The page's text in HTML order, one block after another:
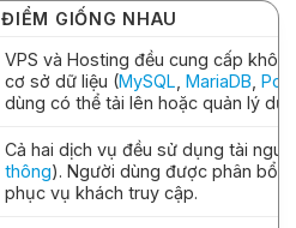
ĐIỂM GIỐNG NHAU
VPS và Hosting đều cung cấp
cơ sở dữ liệu (MySQL MariaDB
dùng có thể tải lên hoặc quản lý dữ
Cả hai dịch vụ đều sử dụng tài
thông). Người dùng được phân bổ
phục vụ khách truy cập.